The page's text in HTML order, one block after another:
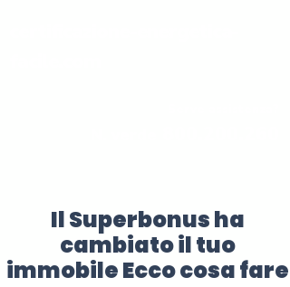
Il Superbonus ha
cambiato il tuo
immobile Ecco cosa fare